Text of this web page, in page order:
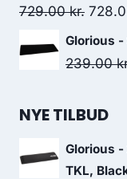
729.00kr.
price
was:
Glorious
239.00
NYE TILBUD
Glorious
TKL,